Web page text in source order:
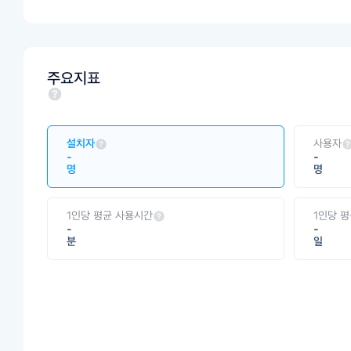
주요지표
설치자
-
명
사용자
-
명
1인당 평균 사용시간
-
분
1인당
-
일